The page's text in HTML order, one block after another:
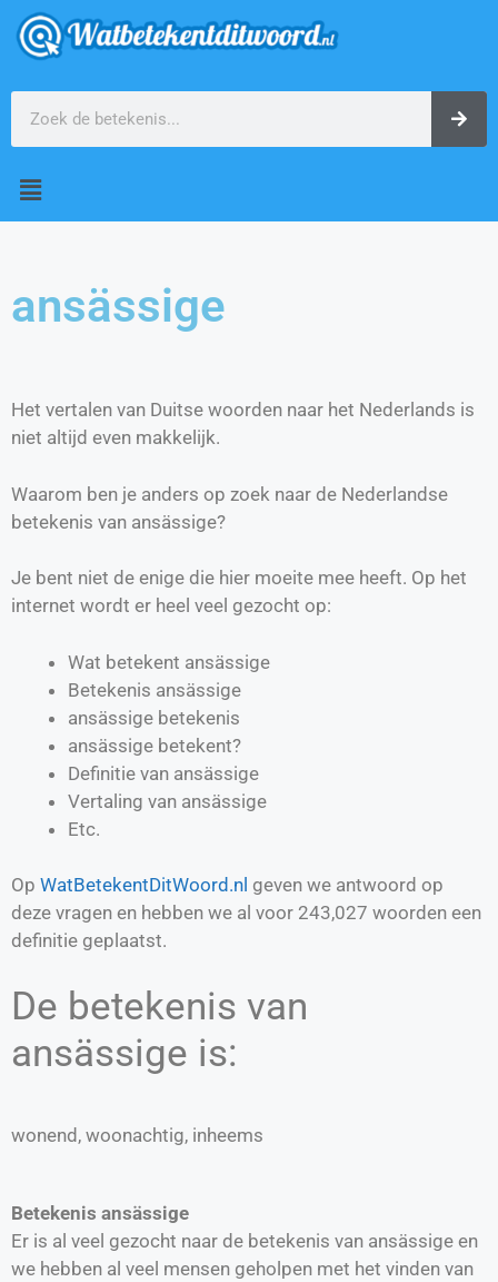
ansässige
Het vertalen van Duitse woorden naar het Nederlands is
niet altijd even makkelijk.
Waarom ben je anders op zoek naar de Nederlandse
betekenis van ansässige?
Je bent niet de enige die hier moeite mee heeft. Op het
internet wordt er heel veel gezocht op:
Wat betekent ansässige
Betekenis ansässige
ansässige betekenis
ansässige betekent?
Definitie van ansässige
Vertaling van ansässige
Etc.
Op WatBetekentDitWoord.nl geven we antwoord op
deze vragen en hebben we al voor 243,027 woorden een
definitie geplaatst.
De betekenis van
ansässige is:
wonend, woonachtig, inheems
Betekenis ansässige
Er is al veel gezocht naar de betekenis van ansässige en
we hebben al veel mensen geholpen met het vinden van